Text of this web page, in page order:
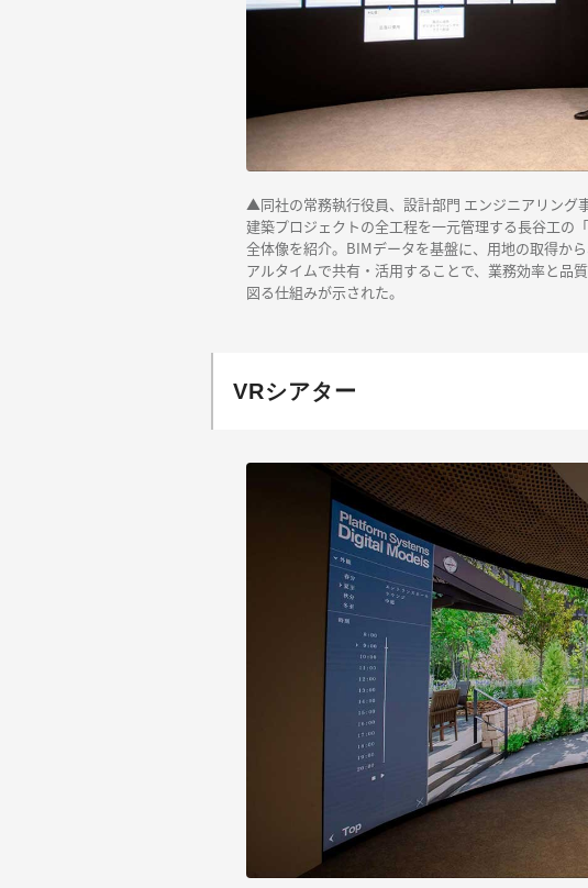
▲同社の常務執行役員、設計部門 エンジニアリング
建築プロジェクトの全工程を一元管理する長谷工の
全体像を紹介。BIMデータを基盤に、用地の取得か
アルタイムで共有・活用することで、業務効率と品
図る仕組みが示された。
VRシアター